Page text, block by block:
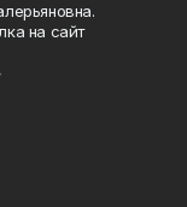
на сайт